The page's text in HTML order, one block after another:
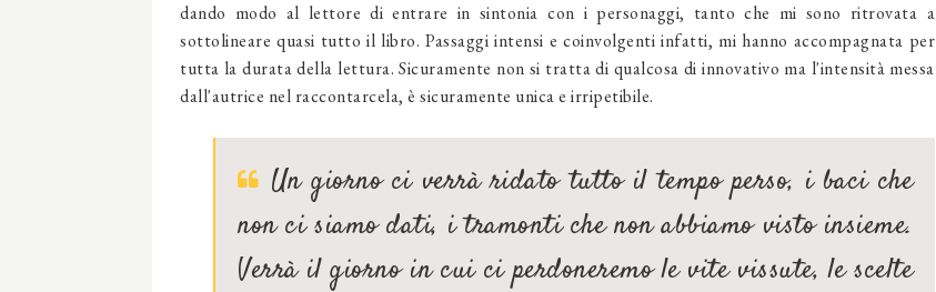
dando modo al lettore di entrare in sintonia con i personaggi, tanto che mi sono ritrovata a
sottolineare quasi tutto il libro. Passaggi intensi e coinvolgenti infatti, mi hanno accompagnata per
tutta la durata della lettura. Sicuramente non si tratta di qualcosa di innovativo ma l'intensità messa
dall'autrice nel raccontarcela, è sicuramente unica e irripetibile.
Un giorno ci verrà ridato tutto il tempo perso, i baci che
non ci siamo dati, i tramonti che non abbiamo visto insieme.
Verrà il giorno in cui ci perdoneremo le vite vissute, le scelte